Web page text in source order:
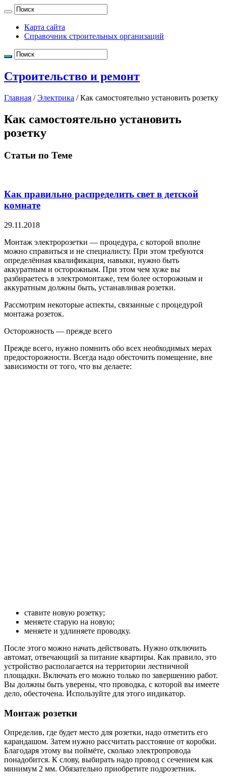
Карта сайта
Справочник строительных организаций
Строительство и ремонт
Главная / Электрика / Как самостоятельно установить розетку
Как самостоятельно установить
розетку
Статьи по Теме
Как правильно распределить свет в детской
комнате
29.11.2018
Монтаж электророзетки — процедура, с которой вполне
можно справиться и не специалисту. При этом требуются
определённая квалификация, навыки, нужно быть
аккуратным и осторожным. При этом чем хуже вы
разбираетесь в электромонтаже, тем более осторожным и
аккуратным должны быть, устанавливая розетки.
Рассмотрим некоторые аспекты, связанные с процедурой
монтажа розеток.
Осторожность — прежде всего
Прежде всего, нужно помнить обо всех необходимых мерах
предосторожности. Всегда надо обесточить помещение, вне
зависимости от того, что вы делаете:
ставите новую розетку;
меняете старую на новую;
меняете и удлиняете проводку.
После этого можно начать действовать. Нужно отключить
автомат, отвечающий за питание квартиры. Как правило, это
устройство располагается на территории лестничной
площадки. Включать его можно только по завершению работ.
Вы должны быть уверены, что проводка, с которой вы имеете
дело, обесточена. Используйте для этого индикатор.
Монтаж розетки
Определив, где будет место для розетки, надо отметить его
карандашом. Затем нужно рассчитать расстояние от коробки.
Благодаря этому вы поймёте, сколько электропровода
понадобится. К слову, выбирать надо провод с сечением как
минимум 2 мм. Обязательно приобретите подрозетник.